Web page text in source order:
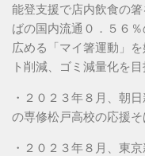
能登支援で店内飲食の
ばの国内流通０．５６
広める「マイ箸運動」
ト削減、ゴミ減量化を目
・２０２３年８月、朝
の専修松戸高校の応援
・２０２３年８月、東